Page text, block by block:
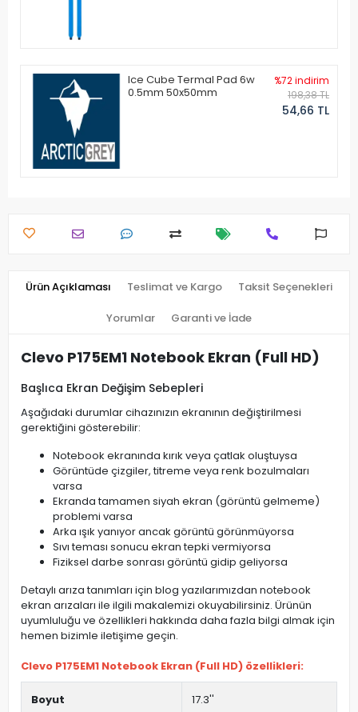
Ice Cube Termal Pad 6w
0.5mm 50x50mm
%72 indirim
198,38 TL
54,66 TL
Ürün Açıklaması Teslimat ve Kargo Taksit Seçenekleri
Yorumlar Garanti ve İade
Clevo P175EM1 Notebook Ekran (Full HD)
Başlıca Ekran Değişim Sebepleri
Aşağıdaki durumlar cihazınızın ekranının değiştirilmesi
gerektiğini gösterebilir:
Notebook ekranında kırık veya çatlak oluştuysa
Görüntüde çizgiler, titreme veya renk bozulmaları
varsa
Ekranda tamamen siyah ekran (görüntü gelmeme)
problemi varsa
Arka ışık yanıyor ancak görüntü görünmüyorsa
Sıvı teması sonucu ekran tepki vermiyorsa
Fiziksel darbe sonrası görüntü gidip geliyorsa
Detaylı arıza tanımları için blog yazılarımızdan notebook
ekran arızaları ile ilgili makalemizi okuyabilirsiniz. Ürünün
uyumluluğu ve özellikleri hakkında daha fazla bilgi almak için
hemen bizimle iletişime geçin.
Clevo P175EM1 Notebook Ekran (Full HD) özellikleri:
Boyut 17.3''